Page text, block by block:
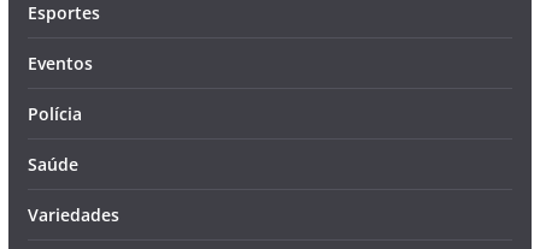
Esportes
Eventos
Polícia
Saúde
Variedades